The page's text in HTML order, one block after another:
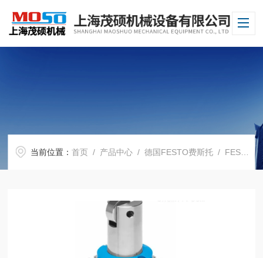
当前位置：首页 / 产品中心 /德国FESTO费斯托 / FESTO气缸